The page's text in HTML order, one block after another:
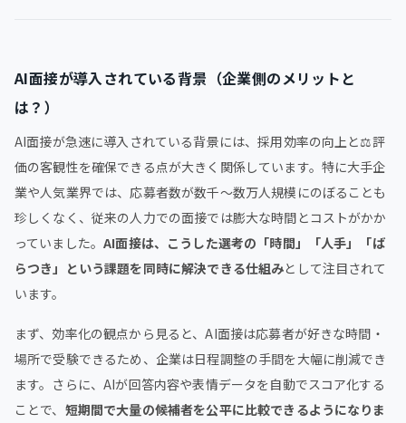
AI面接が導入されている背景（企業側のメリットと
は？）
AI面接が急速に導入されている背景には、採用効率の向上と⚖️評
価の客観性を確保できる点が大きく関係しています。特に大手企
業や人気業界では、応募者数が数千〜数万人規模にのぼることも
珍しくなく、従来の人力での面接では膨大な時間とコストがかか
っていました。AI面接は、こうした選考の「時間」「人手」「ば
らつき」という課題を同時に解決できる仕組みとして注目されて
います。
まず、効率化の観点から見ると、AI面接は応募者が好きな時間・
場所で受験できるため、企業は日程調整の手間を大幅に削減でき
ます。さらに、AIが回答内容や表情データを自動でスコア化する
ことで、 短期間で大量の候補者を公平に比較できるようになりま